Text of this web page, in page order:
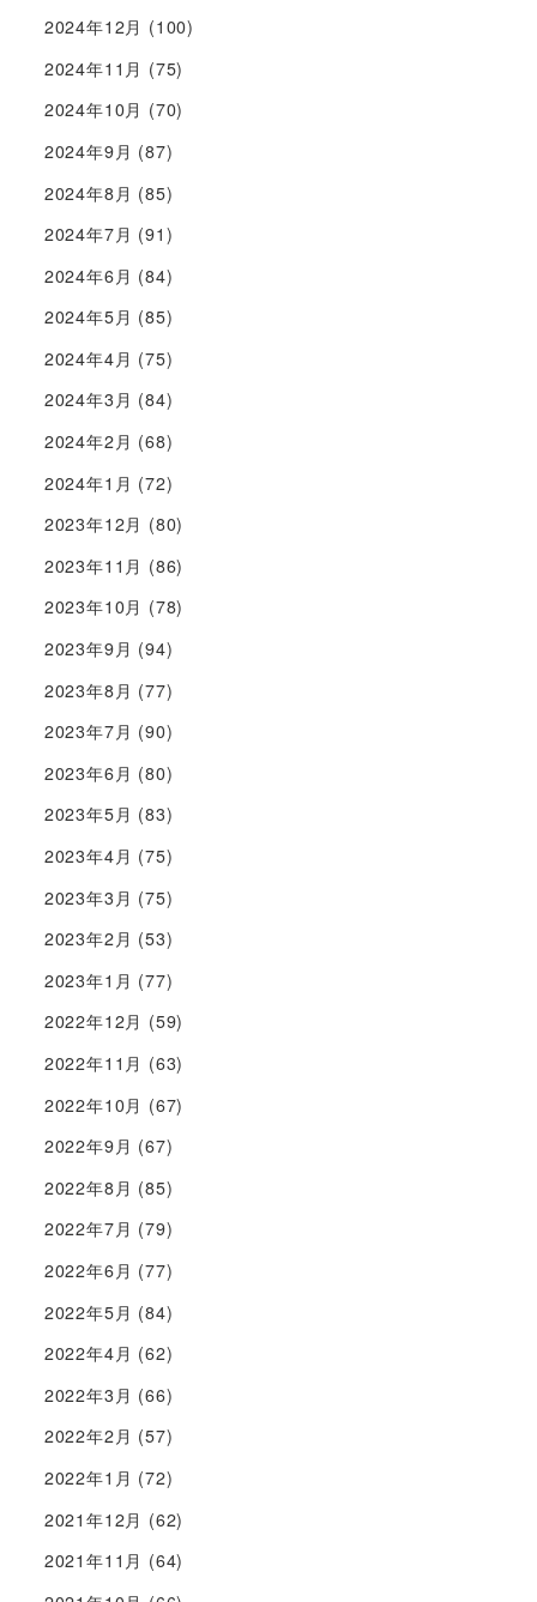
2024年12月 (100)
2024年11月 (75)
2024年10月 (70)
2024年9月 (87)
2024年8月 (85)
2024年7月 (91)
2024年6月 (84)
2024年5月 (85)
2024年4月 (75)
2024年3月 (84)
2024年2月 (68)
2024年1月 (72)
2023年12月 (80)
2023年11月 (86)
2023年10月 (78)
2023年9月 (94)
2023年8月 (77)
2023年7月 (90)
2023年6月 (80)
2023年5月 (83)
2023年4月 (75)
2023年3月 (75)
2023年2月 (53)
2023年1月 (77)
2022年12月 (59)
2022年11月 (63)
2022年10月 (67)
2022年9月 (67)
2022年8月 (85)
2022年7月 (79)
2022年6月 (77)
2022年5月 (84)
2022年4月 (62)
2022年3月 (66)
2022年2月 (57)
2022年1月 (72)
2021年12月 (62)
2021年11月 (64)